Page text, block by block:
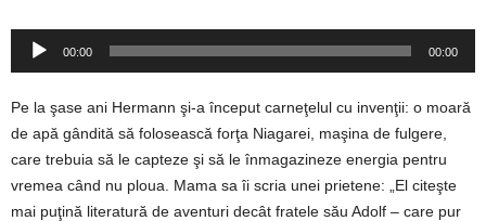
Player
00:00 00:00
Pe la şase ani Hermann şi-a început carneţelul cu invenţii: o moară
de apă gândită să folosească forţa Niagarei, maşina de fulgere,
care trebuia să le capteze şi să le înmagazineze energia pentru
vremea când nu ploua. Mama sa îi scria unei prietene: „El citeşte
mai puţină literatură de aventuri decât fratele său Adolf – care pur